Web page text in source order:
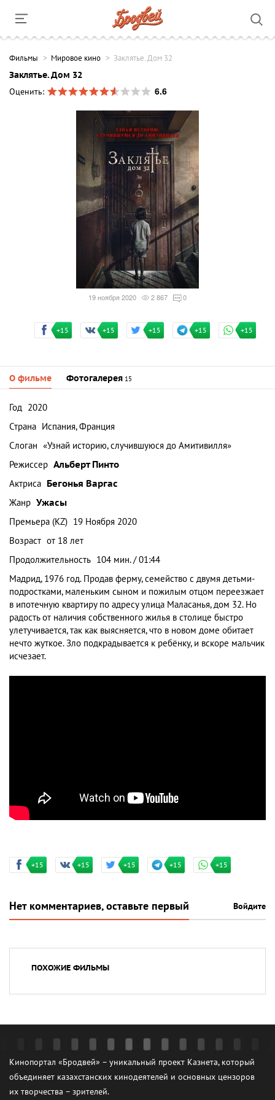
Фильмы Мировое кино Заклятье. Дом 32
Заклятье. Дом 32
Оценить:
6.6
19 ноября 2020 2 867 0
+15 +15 +15 +15 +15
О фильме Фотогалерея 15
Год 2020
Страна Испания, Франция
Слоган «Узнай историю, случившуюся до Амитивилля»
Режиссер Альберт Пинто
Актриса Бегонья Варгас
Жанр Ужасы
Премьера (KZ) 19 Ноября 2020
Возраст от 18 лет
Продолжительность 104 мин. / 01:44
Мадрид, 1976 год. Продав ферму, семейство с двумя детьми-
подростками, маленьким сыном и пожилым отцом переезжает
в ипотечную квартиру по адресу улица Маласанья, дом 32. Но
радость от наличия собственного жилья в столице быстро
улетучивается, так как выясняется, что в новом доме обитает
нечто жуткое. Зло подкрадывается к ребёнку, и вскоре мальчик
исчезает.
+15 +15 +15 +15 +15
Нет комментариев, оставьте первый Войдите
ПОХОЖИЕ ФИЛЬМЫ
Кинопортал «Бродвей» – уникальный проект Казнета, который
объединяет казахстанских кинодеятелей и основных цензоров
их творчества – зрителей.